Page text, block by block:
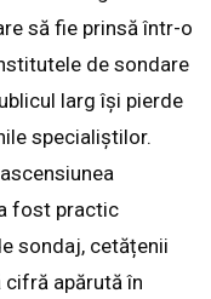
să fie prinsă într-o
de sondare
larg își pierde
specialiștilor.
fost practic
sondaj, cetățenii
apărută în